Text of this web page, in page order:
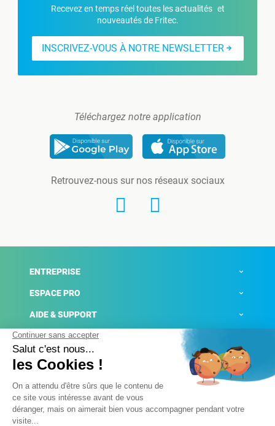
Recevez en temps réel toutes les actualités et
nouveautés de Fritec.
INSCRIVEZ-VOUS À NOTRE NEWSLETTER
Téléchargez notre application
Retrouvez-nous sur nos réseaux sociaux
ENTREPRISE
ESPACE PRO
AIDE & SUPPORT
ACTUALITÉS
Mentions légales